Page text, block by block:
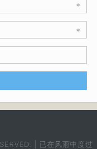
*
*
| 已在风雨中度过